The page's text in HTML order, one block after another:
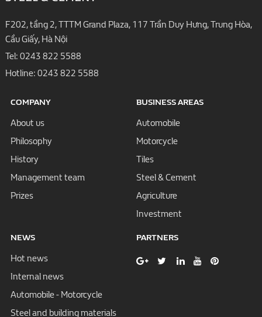
F202, tầng 2, TTTM Grand Plaza, 117 Trần Duy Hưng, Trung Hòa,
Cầu Giấy, Hà Nội
Tel: 0243 822 5588
Hotline: 0243 822 5588
COMPANY
About us
Philosophy
History
Management team
Prizes
BUSINESS AREAS
Automobile
Motorcycle
Tiles
Steel & Cement
Agriculture
Investment
NEWS
Hot news
Internal news
Automobile - Motorcycle
Steel and building materials
PARTNERS